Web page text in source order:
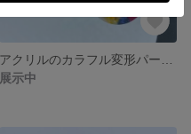
展示中